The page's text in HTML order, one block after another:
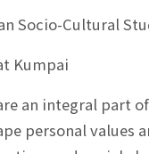
Socio-Cultural
Kumpai
an integral
personal values